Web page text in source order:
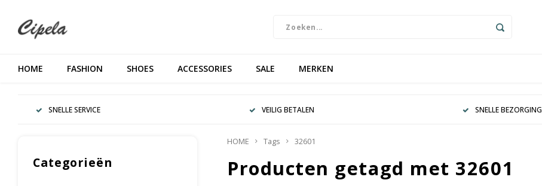
HOME FASHION SHOES ACCESSORIES SALE MERKEN
SNELLE SERVICE VEILIG BETALEN SNELLE BEZORGING
Categorieën
HOME Tags 32601
Producten getagd met 32601